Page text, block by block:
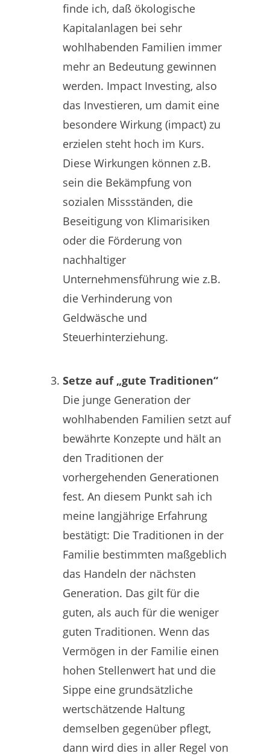
finde ich, daß ökologische
Kapitalanlagen bei sehr
wohlhabenden Familien immer
mehr an Bedeutung gewinnen
werden. Impact Investing, also
das Investieren, um damit eine
besondere Wirkung (impact) zu
erzielen steht hoch im Kurs.
Diese Wirkungen können z.B.
sein die Bekämpfung von
sozialen Missständen, die
Beseitigung von Klimarisiken
oder die Förderung von
nachhaltiger
Unternehmensführung wie z.B.
die Verhinderung von
Geldwäsche und
Steuerhinterziehung.
Setze auf „gute Traditionen“
Die junge Generation der
wohlhabenden Familien setzt auf
bewährte Konzepte und hält an
den Traditionen der
vorhergehenden Generationen
fest. An diesem Punkt sah ich
meine langjährige Erfahrung
bestätigt: Die Traditionen in der
Familie bestimmten maßgeblich
das Handeln der nächsten
Generation. Das gilt für die
guten, als auch für die weniger
guten Traditionen. Wenn das
Vermögen in der Familie einen
hohen Stellenwert hat und die
Sippe eine grundsätzliche
wertschätzende Haltung
demselben gegenüber pflegt,
dann wird dies in aller Regel von